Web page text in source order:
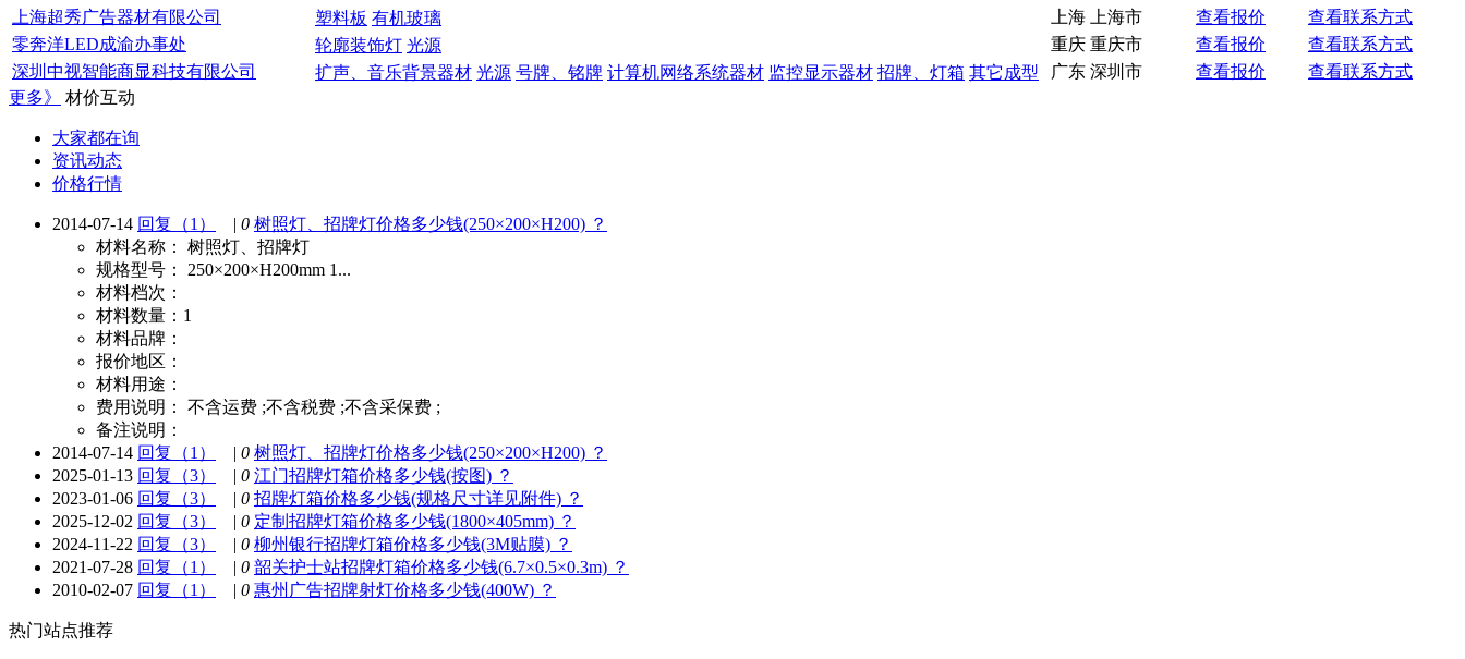
上海超秀广告器材有限公司
塑料板 有机玻璃 上海 上海市 查看报价
查看联系方式
零奔洋LED成渝办事处
轮廓装饰灯 光源 重庆 重庆市 查看报价
查看联系方式
深圳中视智能商显科技有限公司
扩声、音乐背景器材 光源 号牌、铭牌 计算机网络系统器材 监控显示器材 招牌、灯箱 其它成型
广东 深圳市 查看报价
查看联系方式
更多》
材价互动
大家都在询
资讯动态
价格行情
2014-07-14 回复（1） | 0 树照灯、招牌灯价格多少钱(250×200×H200) ？
材料名称： 树照灯、招牌灯
规格型号： 250×200×H200mm 1...
材料档次：
材料数量： 1
材料品牌：
报价地区：
材料用途：
费用说明： 不含运费 ;不含税费 ;不含采保费 ;
备注说明：
2014-07-14 回复（1） | 0 树照灯、招牌灯价格多少钱(250×200×H200) ？
2025-01-13 回复（3） | 0 江门招牌灯箱价格多少钱(按图) ？
2023-01-06 回复（3） | 0 招牌灯箱价格多少钱(规格尺寸详见附件) ？
2025-12-02 回复（3） | 0 定制招牌灯箱价格多少钱(1800×405mm) ？
2024-11-22 回复（3） | 0 柳州银行招牌灯箱价格多少钱(3M贴膜) ？
2021-07-28 回复（1） | 0 韶关护士站招牌灯箱价格多少钱(6.7×0.5×0.3m) ？
2010-02-07 回复（1） | 0 惠州广告招牌射灯价格多少钱(400W) ？
热门站点推荐